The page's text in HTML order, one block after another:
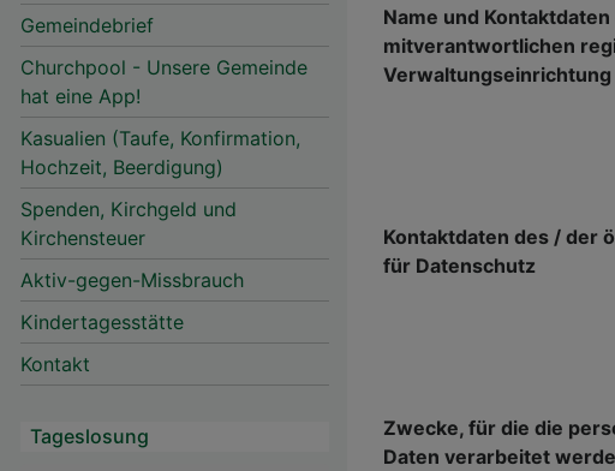
Gemeindebrief
Churchpool - Unsere Gemeinde
hat eine App!
Kasualien (Taufe, Konfirmation,
Hochzeit, Beerdigung)
Spenden, Kirchgeld und
Kirchensteuer
Aktiv-gegen-Missbrauch
Kindertagesstätte
Kontakt
Tageslosung
Name und
mitverantwortlichen
Verwaltungseinrichtung
Kontaktdaten des / der
für Datenschutz
Zwecke, für die die
Daten verarbeitet